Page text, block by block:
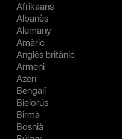
Afrikaans
Albanès
Alemany
Amàric
Anglès britànic
Armeni
Azerí
Bengalí
Bielorús
Birmà
Bosnià